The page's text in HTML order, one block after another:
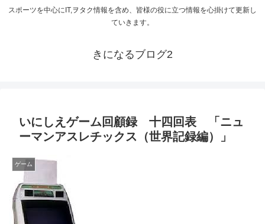
スポーツを中心にIT,ヲタク情報を含め、皆様の役に立つ情報を心掛けて更新し
ていきます。
きになるブログ2
いにしえゲーム回顧録 十四回表 「ニュ
ーマンアスレチックス（世界記録編）」
ゲーム